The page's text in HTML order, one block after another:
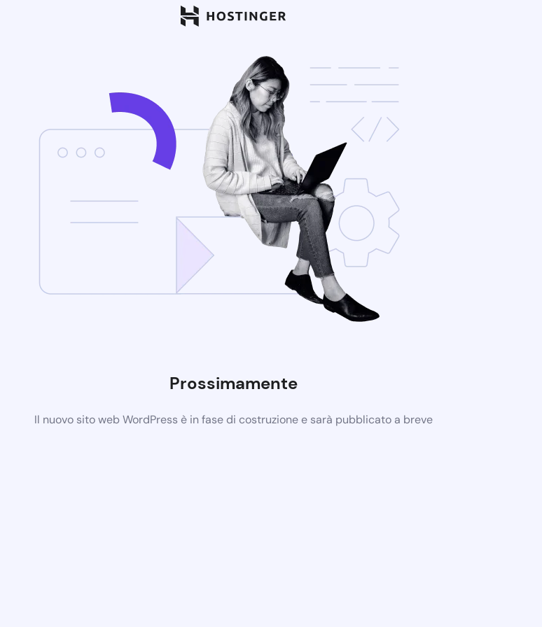
Prossimamente
Il nuovo sito web WordPress è in fase di costruzione e sarà pubblicato a breve